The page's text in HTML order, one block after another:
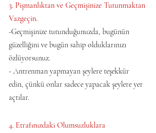
3. Pişmanlıktan ve Geçmişinize Tutunmaktan
Vazgeçin.
-Geçmişinize tutunduğunuzda, bugünün
güzelliğini ve bugün sahip olduklarınızı
özlüyorsunuz.
- Antrenman yapmayan şeylere teşekkür
edin, çünkü onlar sadece yapacak şeylere yer
açtılar.
4. Etrafınızdaki Olumsuzluklara